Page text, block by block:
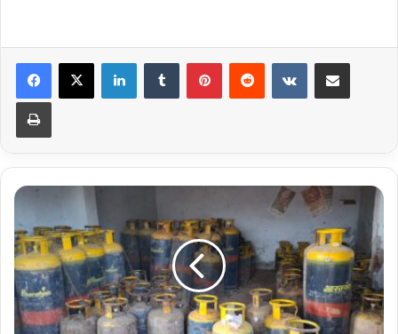
LinkedInTumblr PinterestReddit VKontakteShare via Email
Print
अवैध
रिफिलिंग
का
चल
रहा
था
धंधा,80